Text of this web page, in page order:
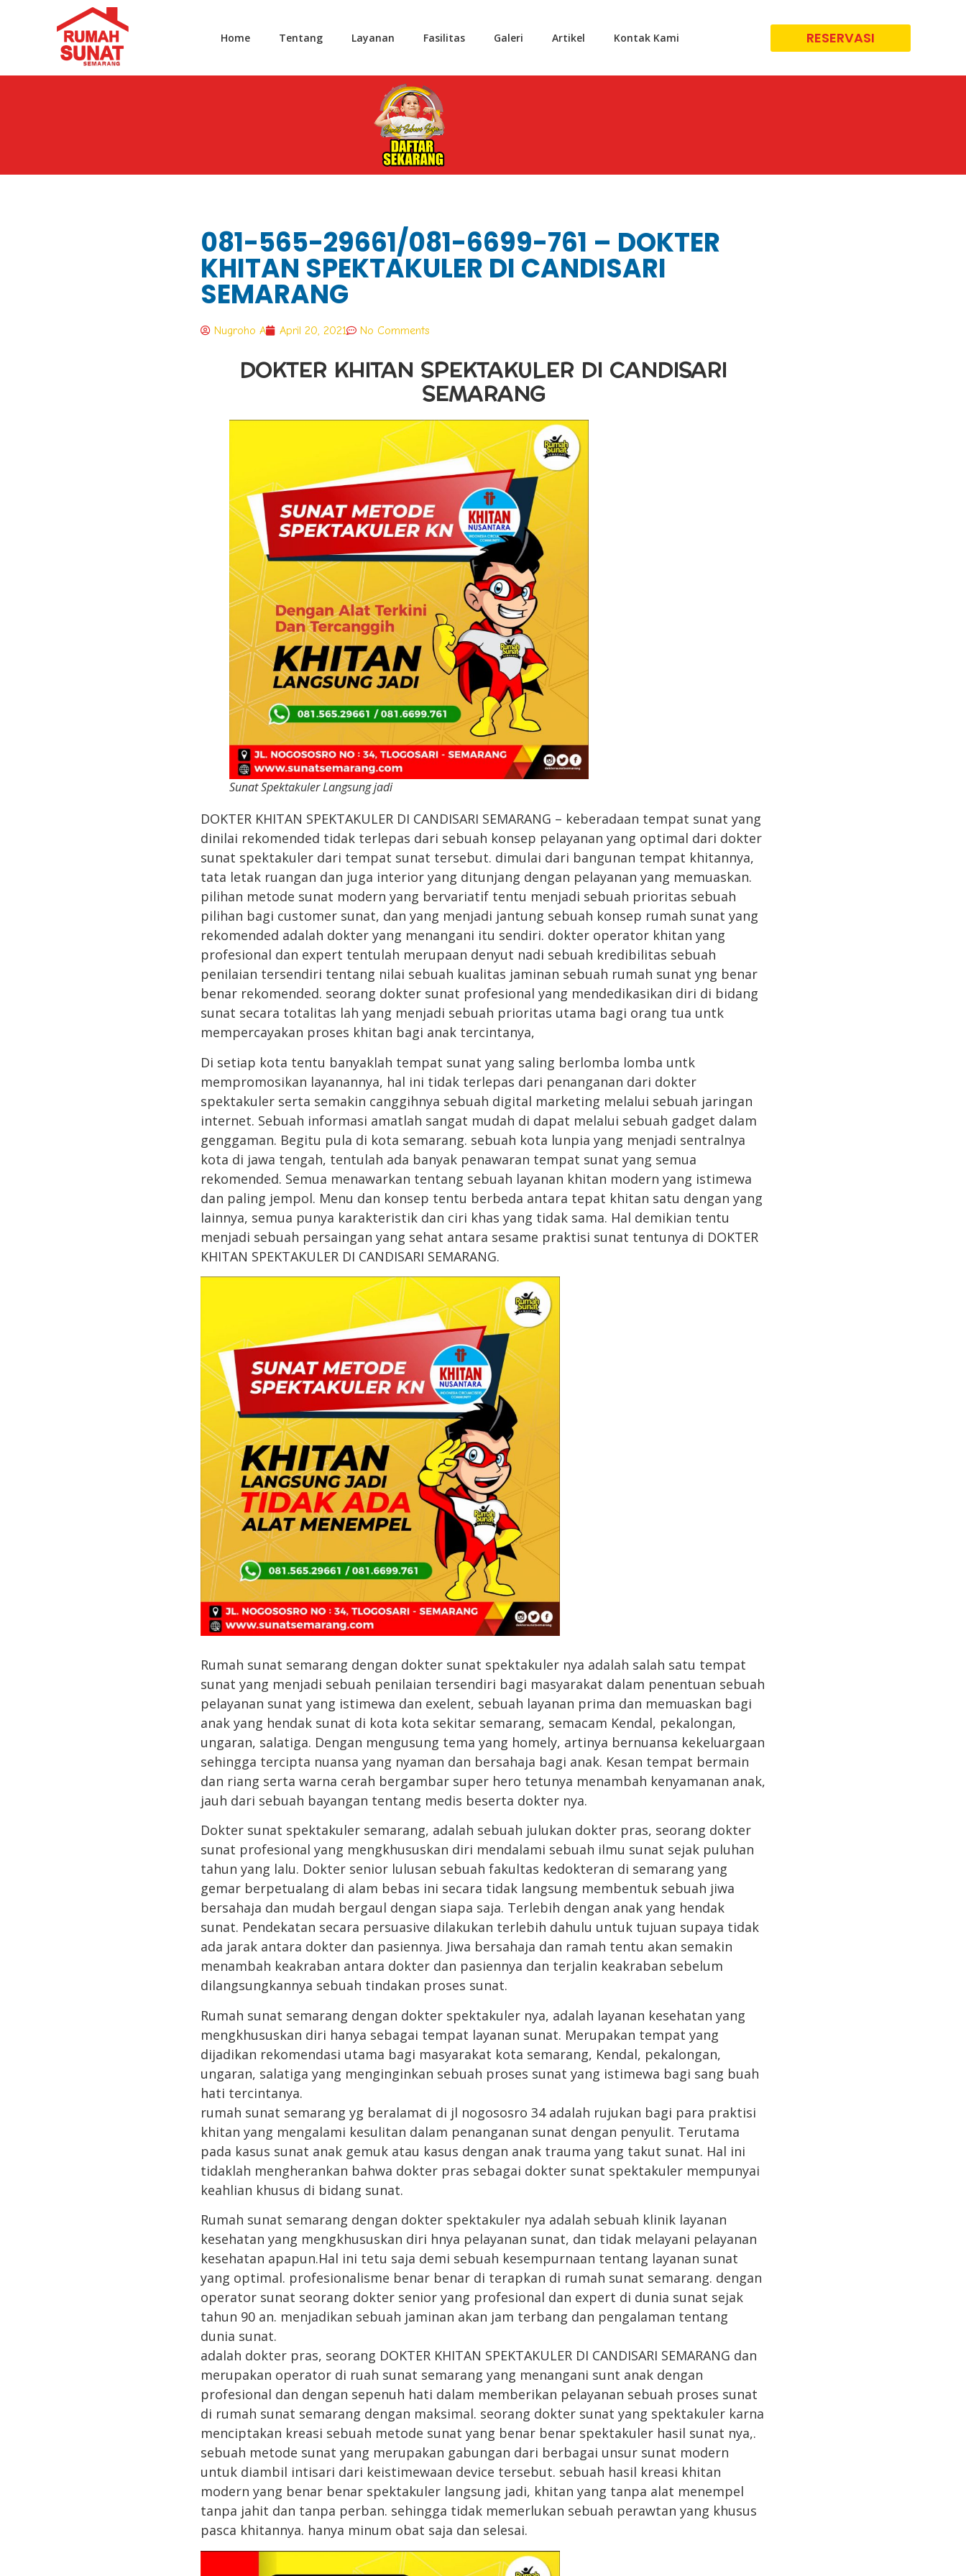
Home Tentang Layanan Fasilitas Galeri Artikel Kontak Kami RESERVASI
081-565-29661/081-6699-761 – DOKTER
KHITAN SPEKTAKULER DI CANDISARI
SEMARANG
Nugroho A April 20, 2021 No Comments
DOKTER KHITAN SPEKTAKULER DI CANDISARI
SEMARANG
Sunat Spektakuler Langsung jadi
DOKTER KHITAN SPEKTAKULER DI CANDISARI SEMARANG – keberadaan tempat sunat yang
dinilai rekomended tidak terlepas dari sebuah konsep pelayanan yang optimal dari dokter
sunat spektakuler dari tempat sunat tersebut. dimulai dari bangunan tempat khitannya,
tata letak ruangan dan juga interior yang ditunjang dengan pelayanan yang memuaskan.
pilihan metode sunat modern yang bervariatif tentu menjadi sebuah prioritas sebuah
pilihan bagi customer sunat, dan yang menjadi jantung sebuah konsep rumah sunat yang
rekomended adalah dokter yang menangani itu sendiri. dokter operator khitan yang
profesional dan expert tentulah merupaan denyut nadi sebuah kredibilitas sebuah
penilaian tersendiri tentang nilai sebuah kualitas jaminan sebuah rumah sunat yng benar
benar rekomended. seorang dokter sunat profesional yang mendedikasikan diri di bidang
sunat secara totalitas lah yang menjadi sebuah prioritas utama bagi orang tua untk
mempercayakan proses khitan bagi anak tercintanya,
Di setiap kota tentu banyaklah tempat sunat yang saling berlomba lomba untk
mempromosikan layanannya, hal ini tidak terlepas dari penanganan dari dokter
spektakuler serta semakin canggihnya sebuah digital marketing melalui sebuah jaringan
internet. Sebuah informasi amatlah sangat mudah di dapat melalui sebuah gadget dalam
genggaman. Begitu pula di kota semarang. sebuah kota lunpia yang menjadi sentralnya
kota di jawa tengah, tentulah ada banyak penawaran tempat sunat yang semua
rekomended. Semua menawarkan tentang sebuah layanan khitan modern yang istimewa
dan paling jempol. Menu dan konsep tentu berbeda antara tepat khitan satu dengan yang
lainnya, semua punya karakteristik dan ciri khas yang tidak sama. Hal demikian tentu
menjadi sebuah persaingan yang sehat antara sesame praktisi sunat tentunya di DOKTER
KHITAN SPEKTAKULER DI CANDISARI SEMARANG.
Rumah sunat semarang dengan dokter sunat spektakuler nya adalah salah satu tempat
sunat yang menjadi sebuah penilaian tersendiri bagi masyarakat dalam penentuan sebuah
pelayanan sunat yang istimewa dan exelent, sebuah layanan prima dan memuaskan bagi
anak yang hendak sunat di kota kota sekitar semarang, semacam Kendal, pekalongan,
ungaran, salatiga. Dengan mengusung tema yang homely, artinya bernuansa kekeluargaan
sehingga tercipta nuansa yang nyaman dan bersahaja bagi anak. Kesan tempat bermain
dan riang serta warna cerah bergambar super hero tetunya menambah kenyamanan anak,
jauh dari sebuah bayangan tentang medis beserta dokter nya.
Dokter sunat spektakuler semarang, adalah sebuah julukan dokter pras, seorang dokter
sunat profesional yang mengkhususkan diri mendalami sebuah ilmu sunat sejak puluhan
tahun yang lalu. Dokter senior lulusan sebuah fakultas kedokteran di semarang yang
gemar berpetualang di alam bebas ini secara tidak langsung membentuk sebuah jiwa
bersahaja dan mudah bergaul dengan siapa saja. Terlebih dengan anak yang hendak
sunat. Pendekatan secara persuasive dilakukan terlebih dahulu untuk tujuan supaya tidak
ada jarak antara dokter dan pasiennya. Jiwa bersahaja dan ramah tentu akan semakin
menambah keakraban antara dokter dan pasiennya dan terjalin keakraban sebelum
dilangsungkannya sebuah tindakan proses sunat.
Rumah sunat semarang dengan dokter spektakuler nya, adalah layanan kesehatan yang
mengkhususkan diri hanya sebagai tempat layanan sunat. Merupakan tempat yang
dijadikan rekomendasi utama bagi masyarakat kota semarang, Kendal, pekalongan,
ungaran, salatiga yang menginginkan sebuah proses sunat yang istimewa bagi sang buah
hati tercintanya.
rumah sunat semarang yg beralamat di jl nogososro 34 adalah rujukan bagi para praktisi
khitan yang mengalami kesulitan dalam penanganan sunat dengan penyulit. Terutama
pada kasus sunat anak gemuk atau kasus dengan anak trauma yang takut sunat. Hal ini
tidaklah mengherankan bahwa dokter pras sebagai dokter sunat spektakuler mempunyai
keahlian khusus di bidang sunat.
Rumah sunat semarang dengan dokter spektakuler nya adalah sebuah klinik layanan
kesehatan yang mengkhususkan diri hnya pelayanan sunat, dan tidak melayani pelayanan
kesehatan apapun.Hal ini tetu saja demi sebuah kesempurnaan tentang layanan sunat
yang optimal. profesionalisme benar benar di terapkan di rumah sunat semarang. dengan
operator sunat seorang dokter senior yang profesional dan expert di dunia sunat sejak
tahun 90 an. menjadikan sebuah jaminan akan jam terbang dan pengalaman tentang
dunia sunat.
adalah dokter pras, seorang DOKTER KHITAN SPEKTAKULER DI CANDISARI SEMARANG dan
merupakan operator di ruah sunat semarang yang menangani sunt anak dengan
profesional dan dengan sepenuh hati dalam memberikan pelayanan sebuah proses sunat
di rumah sunat semarang dengan maksimal. seorang dokter sunat yang spektakuler karna
menciptakan kreasi sebuah metode sunat yang benar benar spektakuler hasil sunat nya,.
sebuah metode sunat yang merupakan gabungan dari berbagai unsur sunat modern
untuk diambil intisari dari keistimewaan device tersebut. sebuah hasil kreasi khitan
modern yang benar benar spektakuler langsung jadi, khitan yang tanpa alat menempel
tanpa jahit dan tanpa perban. sehingga tidak memerlukan sebuah perawtan yang khusus
pasca khitannya. hanya minum obat saja dan selesai.